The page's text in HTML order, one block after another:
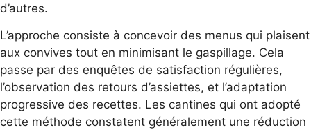
d’autres.
L’approche consiste à concevoir des menus qui plaisent
aux convives tout en minimisant le gaspillage. Cela
passe par des enquêtes de satisfaction régulières,
l’observation des retours d’assiettes, et l’adaptation
progressive des recettes. Les cantines qui ont adopté
cette méthode constatent généralement une réduction